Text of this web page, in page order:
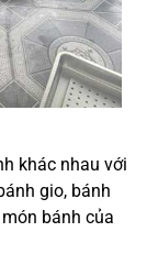
khác nhau với
gio, bánh
bánh của